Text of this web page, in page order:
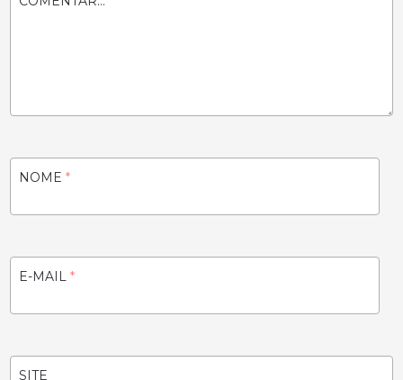
NOME*
E-MAIL*
SITE